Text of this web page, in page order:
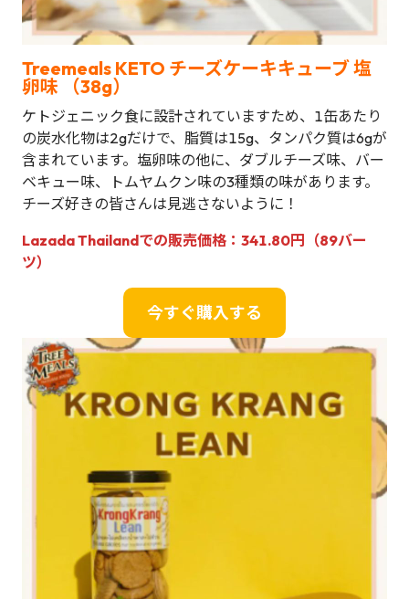
Treemeals KETO チーズケーキキューブ 塩
卵味 （38g）
ケトジェニック食に設計されていますため、1缶あたり
の炭水化物は2gだけで、脂質は15g、タンパク質は6gが
含まれています。塩卵味の他に、ダブルチーズ味、バー
ベキュー味、トムヤムクン味の3種類の味があります。
チーズ好きの皆さんは見逃さないように！
Lazada Thailandでの販売価格：341.80円（89バー
ツ）
今すぐ購入する